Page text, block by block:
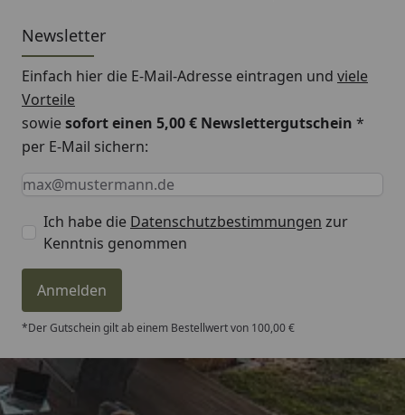
Newsletter
Einfach hier die E-Mail-Adresse eintragen und viele
Vorteile
sowiesofort einen 5,00 € Newslettergutschein *
per E-Mail sichern:
Keine Eingabe erforderlich
Eingabe erforderlich
E-Mail *
Ich habe die Datenschutzbestimmungen zur
Kenntnis genommen
Anmelden
*Der Gutschein gilt ab einem Bestellwert von 100,00 €